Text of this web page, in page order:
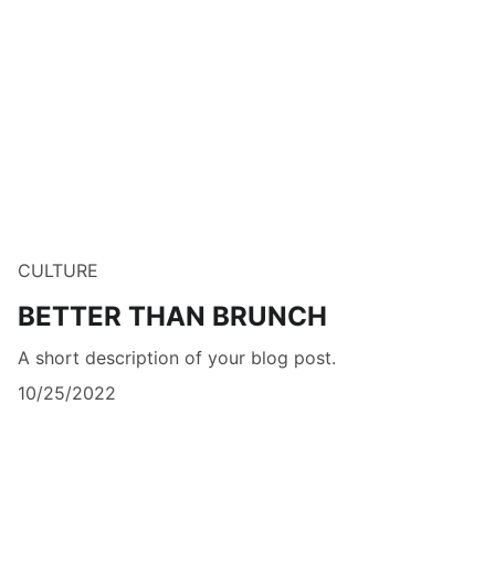
CULTURE
BETTER THAN BRUNCH
A short description of your blog post.
10/25/2022